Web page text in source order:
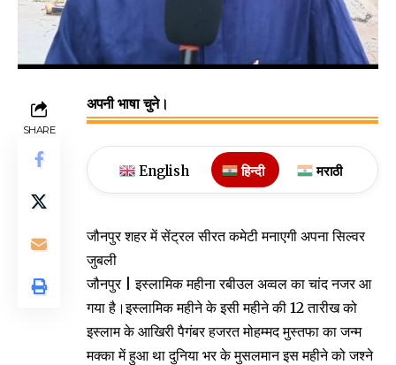
SHARE
अपनी भाषा चुने।
English हिन्दी मराठी
जौनपुर शहर में सेंट्रल सीरत कमेटी मनाएगी अपना सिल्वर
जुबली
जौनपुर | इस्लामिक महीना रबीउल अव्वल का चांद नजर आ
गया है।इस्लामिक महीने के इसी महीने की 12 तारीख को
इस्लाम के आखिरी पैगंबर हजरत मोहम्मद मुस्तफा का जन्म
मक्का में हुआ था दुनिया भर के मुसलमान इस महीने को जश्ने